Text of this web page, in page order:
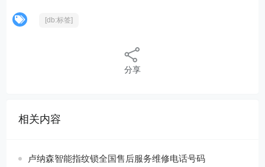
[db:标签]
分享
相关内容
卢纳森智能指纹锁全国售后服务维修电话号码